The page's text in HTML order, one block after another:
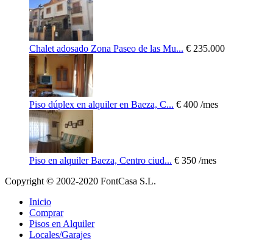
Chalet adosado Zona Paseo de las Mu... € 235.000
Piso dúplex en alquiler en Baeza, C... € 400 /mes
Piso en alquiler Baeza, Centro ciud... € 350 /mes
Copyright © 2002-2020 FontCasa S.L.
Inicio
Comprar
Pisos en Alquiler
Locales/Garajes